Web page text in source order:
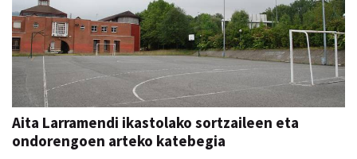
Aita Larramendi ikastolako sortzaileen eta
ondorengoen arteko katebegia